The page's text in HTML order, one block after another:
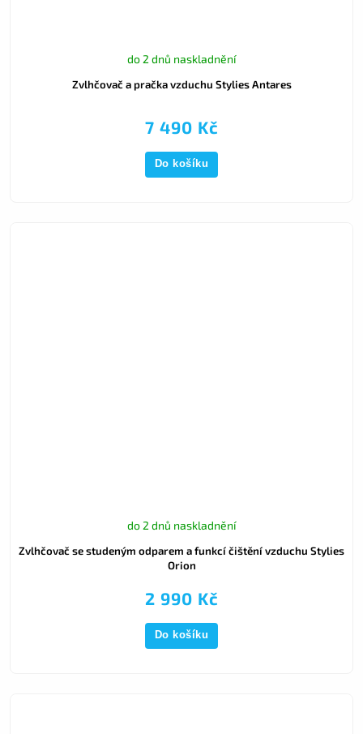
Zvlhčovač a pračka vzduchu Stylies Antares
do 2 dnů naskladnění
7 490 Kč
Do košíku
Zvlhčovač se studeným odparem a funkcí čištění vzduchu Stylies
Orion
do 2 dnů naskladnění
2 990 Kč
Do košíku